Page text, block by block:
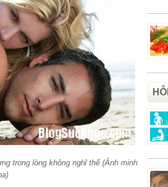
trong lòng không nghĩ thế (Ảnh minh